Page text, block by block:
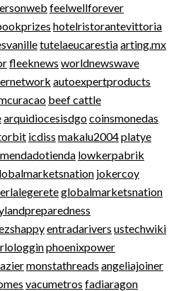
feelwellforever
hotelristorantevittoria
tutelaeucarestiaarting.mx
fleeknews worldnewswave
autoexpertproducts
beef cattle
arquidiocesisdgocoinsmonedas
icdiss makalu2004platye
lowkerpabrik
jokercoy
globalmarketsnation
entradarivers ustechwiki
phoenixpower
monstathreads angeliajoiner
vacumetros fadiaragon